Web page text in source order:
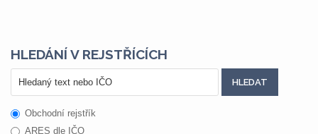
HLEDÁNÍ V REJSTŘÍCÍCH
Obchodní rejstřík
ARES dle IČO